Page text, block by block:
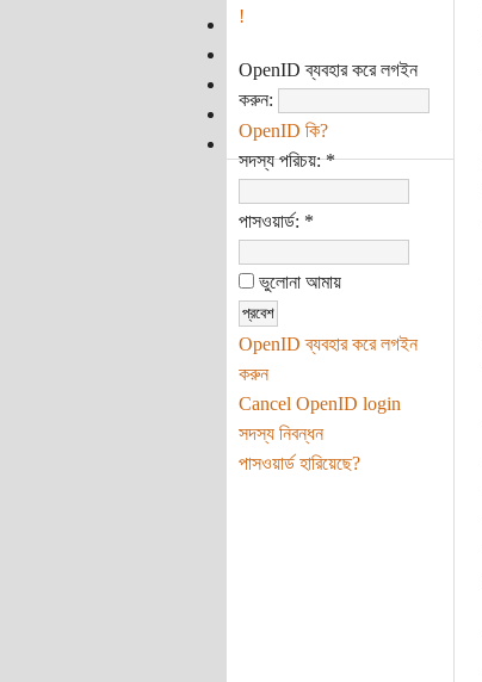
!
OpenID ব্যবহার করে লগইন
করুন:
OpenID কি?
সদস্য পরিচয়:*
পাসওয়ার্ড: *
ভুলোনা আমায়
OpenID ব্যবহার করে লগইন
করুন
Cancel OpenID login
সদস্য নিবন্ধন
পাসওয়ার্ড হারিয়েছে?